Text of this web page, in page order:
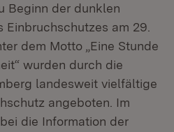
Beginn der dunklen
Einbruchschutzes am 29.
dem Motto „Eine Stunde
wurden durch die
landesweit vielfältige
angeboten. Im
die Information der